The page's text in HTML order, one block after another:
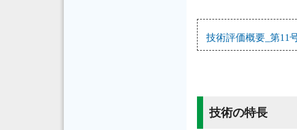
技術評価概要_第11
技術